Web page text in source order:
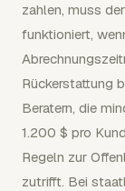
zahlen, muss
funktioniert,
Rückerstattung
Beratern, die
1.200 $ pro
Regeln zur
zutrifft. Bei